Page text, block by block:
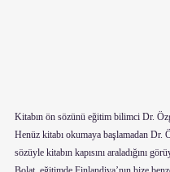
Kitabın ön sözünü eğitim bilimci Dr.
Henüz kitabı okumaya başlamadan Dr.
sözüyle kitabın kapısını araladığını